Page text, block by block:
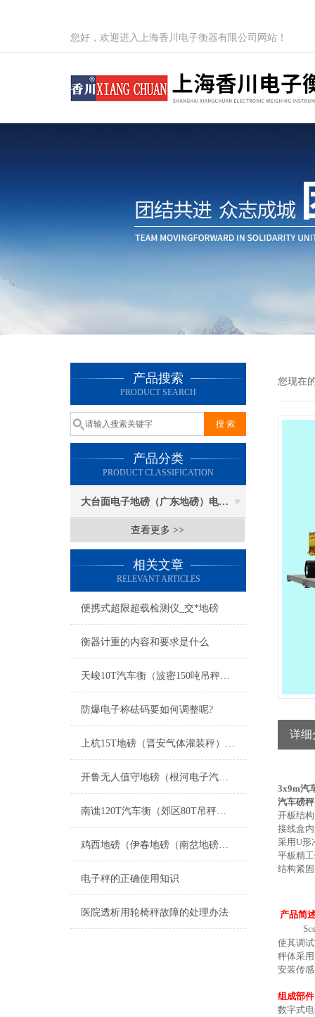
您好，欢迎进入上海香川电子衡器有限公司网站！
产品搜索
PRODUCT SEARCH
产品分类
PRODUCT CLASSIFICATION
大台面电子地磅（广东地磅）电子汽车衡
查看更多 >>
相关文章
RELEVANT ARTICLES
便携式超限超载检测仪_交*地磅
衡器计重的内容和要求是什么
天峻10T汽车衡（波密150吨吊秤）左贡200吨地磅）南木林汽车衡维修
防爆电子称砝码要如何调整呢?
上杭15T地磅（晋安气体灌装秤）扶绥200T吊秤）平潭20吨汽车衡维修
开鲁无人值守地磅（根河电子汽车衡）哈巴河防爆秤维修
南谯120T汽车衡（郊区80T吊秤）八公山汽车磅）明光200T地磅维修
鸡西地磅（伊春地磅（南岔地磅（友好地磅）西林地磅）翠峦地磅维修
电子秤的正确使用知识
医院透析用轮椅秤故障的处理办法
您现在
详细
3x9m汽
汽车磅
开板结
接线盒
采用U形
平板精
结构紧
产品简
使其调
秤体采用
安装传
组成部件
数字式